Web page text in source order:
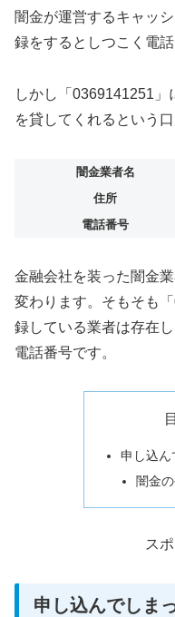
闇金が運営するキャッ
録をするとしつこく電話
しかし「0369141251
を貸してくれるという
闇金業者名
住所
電話番号
金融会社を装った闇金
変わります。そもそも
録している業者は存在
電話番号です。
申し込ん
闇金
ス
申し込んでしま